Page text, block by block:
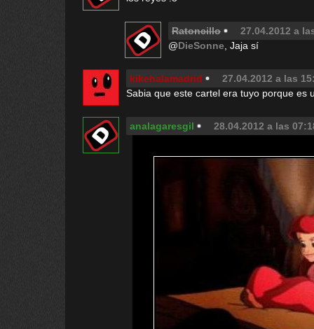
Ratoncillo
27.04.2012 a
@DieSonne , Jaja sí
kikehalamadrid
27.04.2012 a las
Sabia que este cartel era tuyo porque es
analagaresgil 28.04.2012 a las